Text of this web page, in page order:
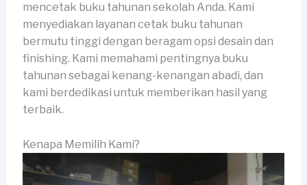
mencetak buku tahunan sekolah Anda. Kami
menyediakan layanan cetak buku tahunan
bermutu tinggi dengan beragam opsi desain dan
finishing. Kami memahami pentingnya buku
tahunan sebagai kenang-kenangan abadi, dan
kami berdedikasi untuk memberikan hasil yang
terbaik.
Kenapa Memilih Kami?